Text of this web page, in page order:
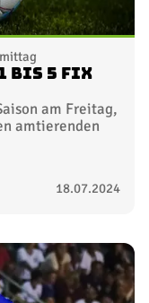
bis 5 fix
am Freitag,
amtierenden
18.07.2024